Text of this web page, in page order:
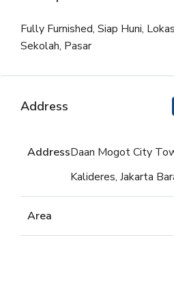
Fully Furnished, Siap Huni,
Sekolah, Pasar
Address
AddressDaan Mogot City
Kalideres, Jakarta
Area